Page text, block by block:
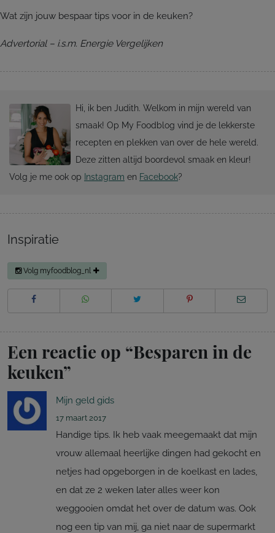
Wat zijn jouw bespaar tips voor in de keuken?
Advertorial – i.s.m. Energie Vergelijken
Hi, ik ben Judith. Welkom in mijn wereld van
smaak! Op My Foodblog vind je de lekkerste
recepten en plekken van over de hele wereld.
Deze zitten altijd boordevol smaak en kleur!
Volg je me ook op Instagram en Facebook?
Inspiratie
Volg myfoodblog_nl
Een reactie op “Besparen in de
keuken”
Mijn geld gids
17 maart 2017
Handige tips. Ik heb vaak meegemaakt dat mijn
vrouw allemaal heerlijke dingen had gekocht en
netjes had opgeborgen in de koelkast en lades,
en dat ze 2 weken later alles weer kon
weggooien omdat het over de datum was. Ook
nog een tip van mij, ga niet naar de supermarkt